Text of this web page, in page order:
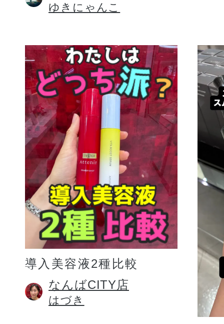
ドレススノー
ドレスリフト
プリマモイスト
スキンクリア
クレンズオイル
ゆきにゃんこ
導入美容液2種比較
なんばCITY店
はづき